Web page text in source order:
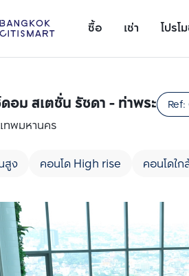
ซื้อ เช่า โปรโ
อม สเตชั่น รัชดา - ท่าพระ Ref:
ทพมหานคร
สูง คอนโด High rise คอนโดใก
เพิ่มยูนิตเปรียบเทียบ
รายการที่ 1